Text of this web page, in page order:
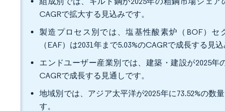
CAGRで拡大する見込みです。
製造プロセス別では、塩基性酸素炉（BOF）セ
（EAF）は2031年まで5.03%のCAGRで成長する見込
エンドユーザー産業別では、建築・建設が2025年
CAGRで成長する見通しです。
地域別では、アジア太平洋が2025年に73.52%の数
す。